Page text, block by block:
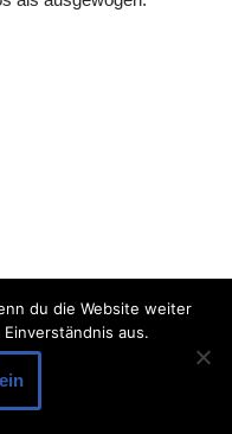
du die Website weiter
aus.